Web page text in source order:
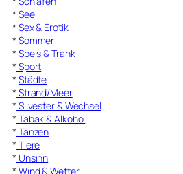
* See
* Sex & Erotik
* Sommer
* Speis & Trank
* Sport
* Städte
* Strand/Meer
* Silvester & Wechsel
* Tabak & Alkohol
* Tanzen
* Tiere
* Unsinn
* Wind & Wetter